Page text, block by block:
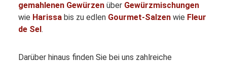
gemahlenen Gewürzen über Gewürzmischungen
wie Harissa bis zu edlen Gourmet-Salzen wie Fleur
de Sel .
Darüber hinaus finden Sie bei uns zahlreiche